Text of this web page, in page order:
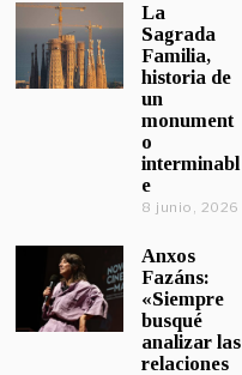
La
Sagrada
Familia,
historia de
un
monument
o
interminabl
e
8 junio, 2026
Anxos
Fazáns:
«Siempre
busqué
analizar las
relaciones